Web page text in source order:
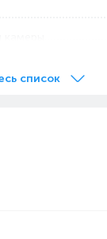
список